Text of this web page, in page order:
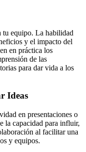
tu equipo. La habilidad
y el impacto del
en práctica los
de las
para dar vida a los
Ideas
en presentaciones o
la capacidad para influir,
al facilitar una
y equipos.